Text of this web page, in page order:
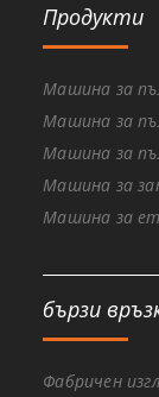
Продукти
Машина за
Машина за
Машина за
Машина за
Машина за
бързи
Фабричен